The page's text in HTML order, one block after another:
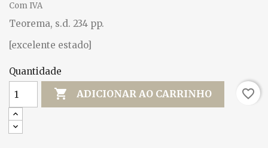
Com IVA
Teorema, s.d. 234 pp.
[excelente estado]
Quantidade
 ADICIONAR AO CARRINHO favorite_border